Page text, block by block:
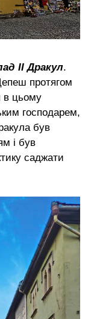
II Дракул.
протягом
в цьому
господарем,
був
і був
саджати